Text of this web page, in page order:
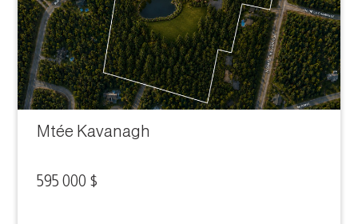
Mtée Kavanagh
595 000 $